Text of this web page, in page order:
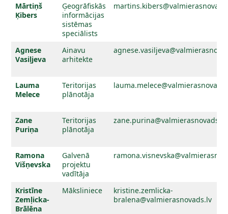
Mārtiņš
Ķibers
Ģeogrāfiskās
informācijas
sistēmas
speciālists
Agnese
Vasiļjeva
Ainavu
arhitekte
Lauma
Melece
Teritorijas
plānotāja
Zane
Puriņa
Teritorijas
plānotāja
zane.purina@valmierasnovads.lv
Ramona
Višņevska
Galvenā
projektu
vadītāja
Kristīne
Zemļicka-
Brālēna
Māksliniece
kristine.zemlicka-
bralena@valmierasnovads.lv